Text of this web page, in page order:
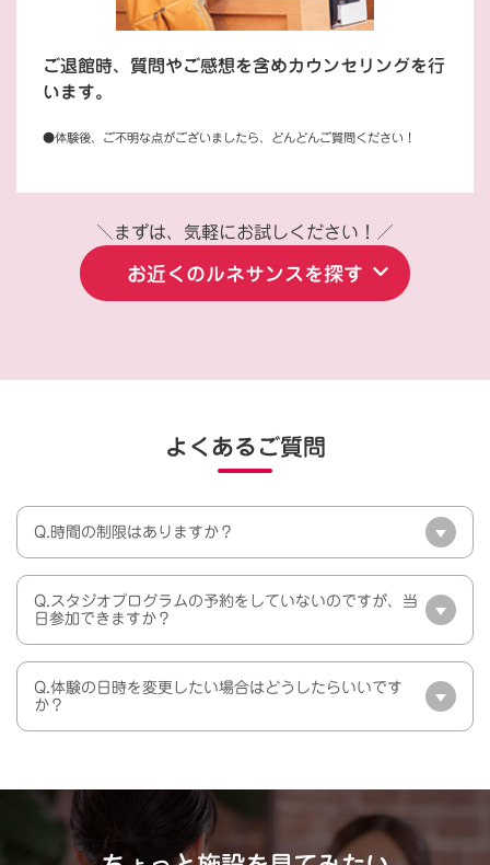
ご退館時、質問やご感想を含めカウンセリングを行
います。
●体験後、ご不明な点がございましたら、どんどんご質問ください！
＼まずは、気軽にお試しください！／
お近くのルネサンスを探す
よくあるご質問
Q.時間の制限はありますか？
Q.スタジオプログラムの予約をしていないのですが、当
日参加できますか？
Q.体験の日時を変更したい場合はどうしたらいいです
か？